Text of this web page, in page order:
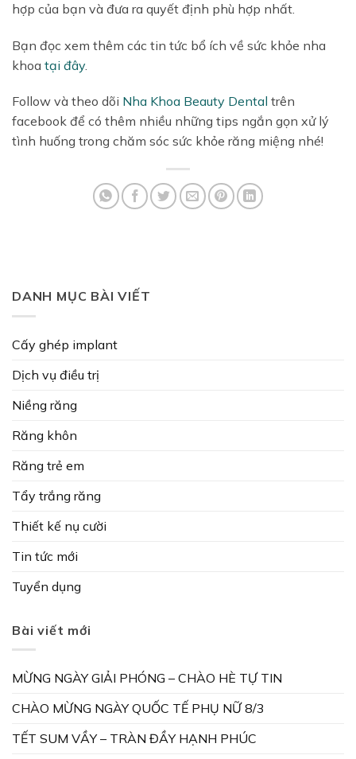
hợp của bạn và đưa ra quyết định phù hợp nhất.
Bạn đọc xem thêm các tin tức bổ ích về sức khỏe nha
khoa tại đây.
Follow và theo dõi Nha Khoa Beauty Dental trên
facebook để có thêm nhiều những tips ngắn gọn xử lý
tình huống trong chăm sóc sức khỏe răng miệng nhé!
DANH MỤC BÀI VIẾT
Cấy ghép implant
Dịch vụ điều trị
Niềng răng
Răng khôn
Răng trẻ em
Tẩy trắng răng
Thiết kế nụ cười
Tin tức mới
Tuyển dụng
Bài viết mới
MỪNG NGÀY GIẢI PHÓNG – CHÀO HÈ TỰ TIN
CHÀO MỪNG NGÀY QUỐC TẾ PHỤ NỮ 8/3
TẾT SUM VẦY – TRÀN ĐẦY HẠNH PHÚC